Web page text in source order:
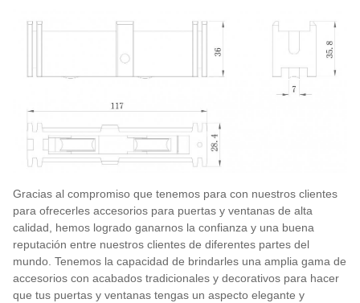
Gracias al compromiso que tenemos para con nuestros clientes
para ofrecerles accesorios para puertas y ventanas de alta
calidad, hemos logrado ganarnos la confianza y una buena
reputación entre nuestros clientes de diferentes partes del
mundo. Tenemos la capacidad de brindarles una amplia gama de
accesorios con acabados tradicionales y decorativos para hacer
que tus puertas y ventanas tengas un aspecto elegante y